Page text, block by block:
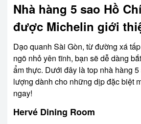
Nhà hàng 5 sao Hồ
được Michelin giới
Dạo quanh Sài Gòn, từ đường xá
ngõ nhỏ yên tĩnh, bạn sẽ dễ dàng
ẩm thực. Dưới đây là top nhà hàng
lượng dành cho những dịp đặc biệt
ngay!
Hervé Dining Room